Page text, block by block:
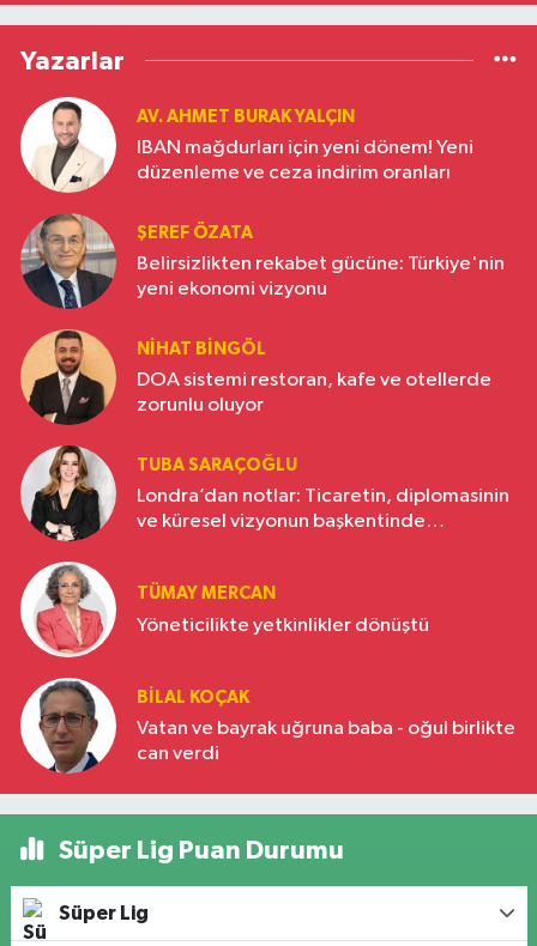
Yazarlar
AV. AHMET BURAK YALÇIN
IBAN mağdurları için yeni dönem! Yeni
düzenleme ve ceza indirim oranları
ŞEREF ÖZATA
Belirsizlikten rekabet gücüne: Türkiye'nin
yeni ekonomi vizyonu
NIHAT BINGÖL
DOA sistemi restoran, kafe ve otellerde
zorunlu oluyor
TUBA SARAÇOĞLU
Londra’dan notlar: Ticaretin, diplomasinin
ve küresel vizyonun başkentinde
TÜMAY MERCAN
Yöneticilikte yetkinlikler dönüştü
BILAL KOÇAK
Vatan ve bayrak uğruna baba - oğul birlikte
can verdi
Süper Lig Puan Durumu
Süper Lig